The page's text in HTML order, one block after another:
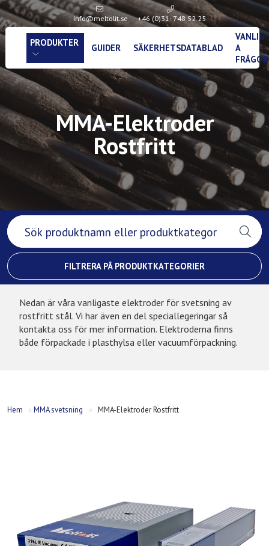
info@meltolit.se +46 (0)31- 748 52 25
PRODUKTER GUIDER SÄKERHETSDATABLAD
VANLIG
A
FRÅGOR
MMA-Elektroder
Rostfritt
FILTRERA PÅ PRODUKTKATEGORIER
Nedan är våra vanligaste elektroder för svetsning av
rostfritt stål. Vi har även en del speciallegeringar så
kontakta oss för mer information. Elektroderna finns
både förpackade i plasthylsa eller vacuumförpackning.
Hem »MMA svetsning » MMA-Elektroder Rostfritt